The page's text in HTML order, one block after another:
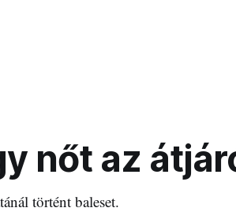
nőt az
történt baleset.